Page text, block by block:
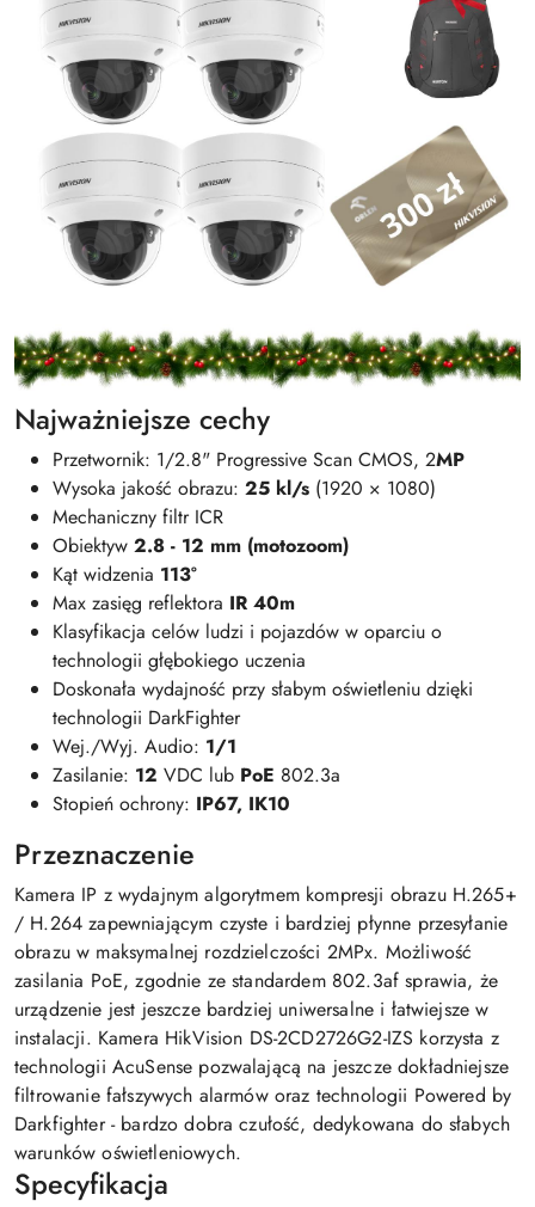
Najważniejsze cechy
Przetwornik: 1/2.8" Progressive Scan CMOS, 2MP
Wysoka jakość obrazu: 25 kl/s (1920 × 1080)
Mechaniczny filtr ICR
Obiektyw 2.8 - 12 mm (motozoom)
Kąt widzenia 113°
Max zasięg reflektora IR 40m
Klasyfikacja celów ludzi i pojazdów w oparciu o
technologii głębokiego uczenia
Doskonała wydajność przy słabym oświetleniu dzięki
technologii DarkFighter
Wej./Wyj. Audio: 1/1
Zasilanie: 12 VDC lub PoE 802.3a
Stopień ochrony: IP67, IK10
Przeznaczenie
Kamera IP z wydajnym algorytmem kompresji obrazu H.265+
/ H.264 zapewniającym czyste i bardziej płynne przesyłanie
obrazu w maksymalnej rozdzielczości 2MPx. Możliwość
zasilania PoE, zgodnie ze standardem 802.3af sprawia, że
urządzenie jest jeszcze bardziej uniwersalne i łatwiejsze w
instalacji. Kamera HikVision DS-2CD2726G2-IZS korzysta z
technologii AcuSense pozwalającą na jeszcze dokładniejsze
filtrowanie fałszywych alarmów oraz technologii Powered by
Darkfighter - bardzo dobra czułość, dedykowana do słabych
warunków oświetleniowych.
Specyfikacja